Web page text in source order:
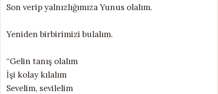
Son verip yalnızlığımıza Yunus olalım.
Yeniden birbirimizi bulalım.
“Gelin tanış olalım
İşi kolay kılalım
Sevelim, sevilelim